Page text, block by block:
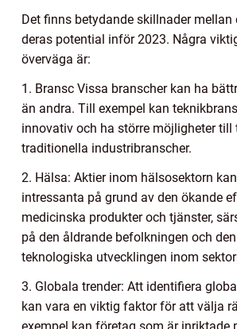
Det finns betydande skillnader mellan
deras potential inför 2023. Några
överväga är:
1. Bransc Vissa branscher kan ha
än andra. Till exempel kan
innovativ och ha större möjligheter till
traditionella industribranscher.
2. Hälsa: Aktier inom hälsosektorn
intressanta på grund av den ökande
medicinska produkter och tjänster,
på den åldrande befolkningen och
teknologiska utvecklingen inom
3. Globala trender: Att identifiera
kan vara en viktig faktor för att välja